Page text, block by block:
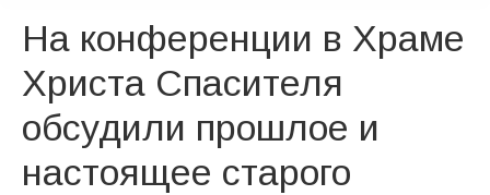
На конференции в Храме
Христа Спасителя
обсудили прошлое и
настоящее старого